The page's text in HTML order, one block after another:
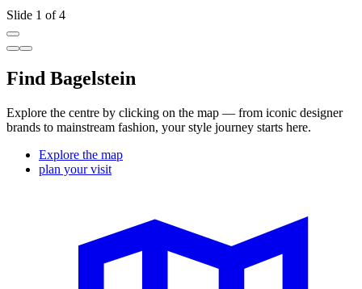
Slide 1 of 4
Find Bagelstein
Explore the centre by clicking on the map — from iconic designer
brands to mainstream fashion, your style journey starts here.
Explore the map
plan your visit